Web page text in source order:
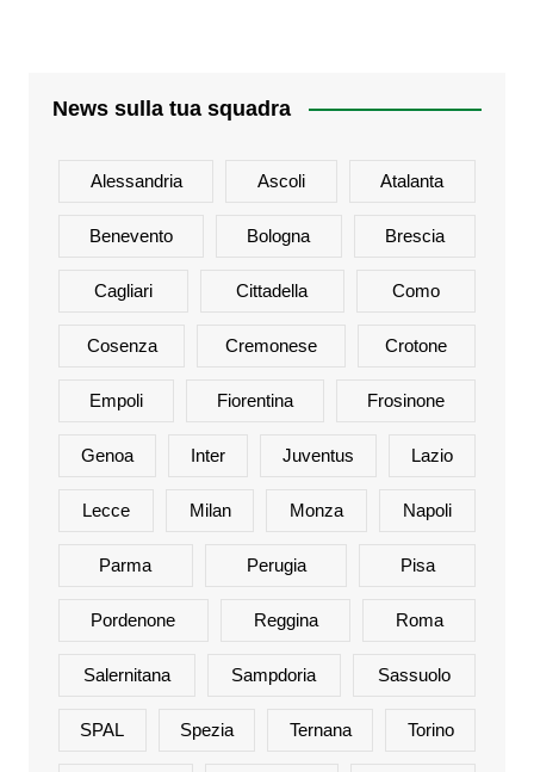
News sulla tua squadra
Alessandria Ascoli Atalanta
Benevento Bologna Brescia
Cagliari Cittadella Como
Cosenza Cremonese Crotone
Empoli Fiorentina Frosinone
Genoa Inter Juventus Lazio
Lecce Milan Monza Napoli
Parma Perugia Pisa
Pordenone Reggina Roma
Salernitana Sampdoria Sassuolo
SPAL Spezia Ternana Torino